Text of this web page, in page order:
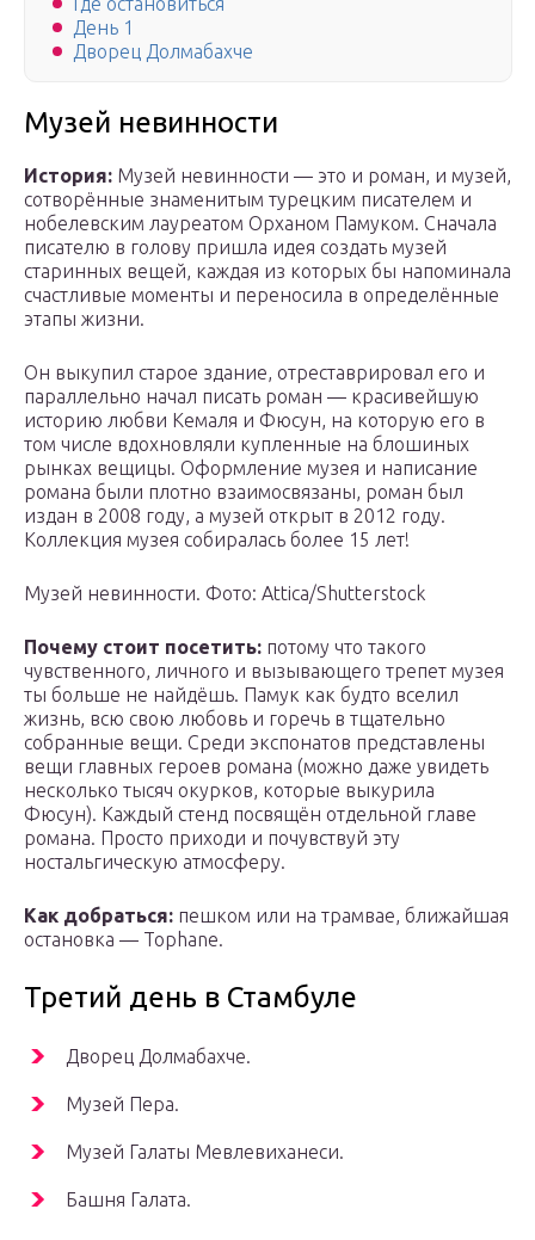
День 1
Дворец Долмабахче
Музей невинности
История: Музей невинности — это и роман, и музей,
сотворённые знаменитым турецким писателем и
нобелевским лауреатом Орханом Памуком. Сначала
писателю в голову пришла идея создать музей
старинных вещей, каждая из которых бы напоминала
счастливые моменты и переносила в определённые
этапы жизни.
Он выкупил старое здание, отреставрировал его и
параллельно начал писать роман — красивейшую
историю любви Кемаля и Фюсун, на которую его в
том числе вдохновляли купленные на блошиных
рынках вещицы. Оформление музея и написание
романа были плотно взаимосвязаны, роман был
издан в 2008 году, а музей открыт в 2012 году.
Коллекция музея собиралась более 15 лет!
Музей невинности. Фото: Attica/Shutterstock
Почему стоит посетить: потому что такого
чувственного, личного и вызывающего трепет музея
ты больше не найдёшь. Памук как будто вселил
жизнь, всю свою любовь и горечь в тщательно
собранные вещи. Среди экспонатов представлены
вещи главных героев романа (можно даже увидеть
несколько тысяч окурков, которые выкурила
Фюсун). Каждый стенд посвящён отдельной главе
романа. Просто приходи и почувствуй эту
ностальгическую атмосферу.
Как добраться: пешком или на трамвае, ближайшая
остановка — Tophane.
Третий день в Стамбуле
Дворец Долмабахче.
Музей Пера.
Музей Галаты Мевлевиханеси.
Башня Галата.